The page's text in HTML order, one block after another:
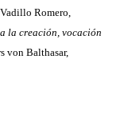
Romero,
la creación, vocación
von Balthasar,